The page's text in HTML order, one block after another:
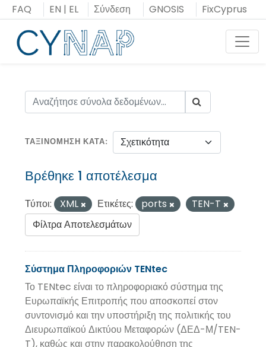
Μεταπήδηση
στο
περιεχόμενο
FAQ EN | EL Σύνδεση GNOSIS FixCyprus
ΤΑΞΙΝΌΜΗΣΗ ΚΑΤΆ
Βρέθηκε 1 αποτέλεσμα
Τύποι: XML Ετικέτες: ports
TEN-T
Φίλτρα Αποτελεσμάτων
Σύστημα Πληροφοριών TENtec
Το TENtec είναι το πληροφοριακό σύστημα της
Ευρωπαϊκής Επιτροπής που αποσκοπεί στον
συντονισμό και την υποστήριξη της πολιτικής του
Διευρωπαϊκού Δικτύου Μεταφορών (ΔΕΔ-Μ/TEN-
T), καθώς και στην παρακολούθηση της